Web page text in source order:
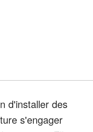
d'installer des
s'engager